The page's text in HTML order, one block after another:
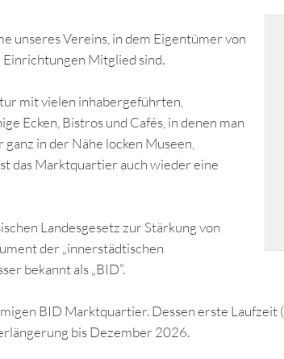
unseres Vereins, in dem Eigentümer von
Mitglied sind.
mit vielen inhabergeführten,
Ecken, Bistros und Cafés, in denen man
in der Nähe locken Museen,
das Marktquartier auch wieder eine
Landesgesetz zur Stärkung von
der„innerstädtischen
bekannt als „BID”.
BID Marktquartier. Dessen erste
bis Dezember 2026.